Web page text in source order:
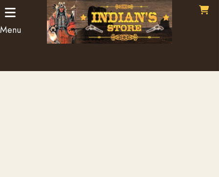
Menu
Panneau de gestion des cookies